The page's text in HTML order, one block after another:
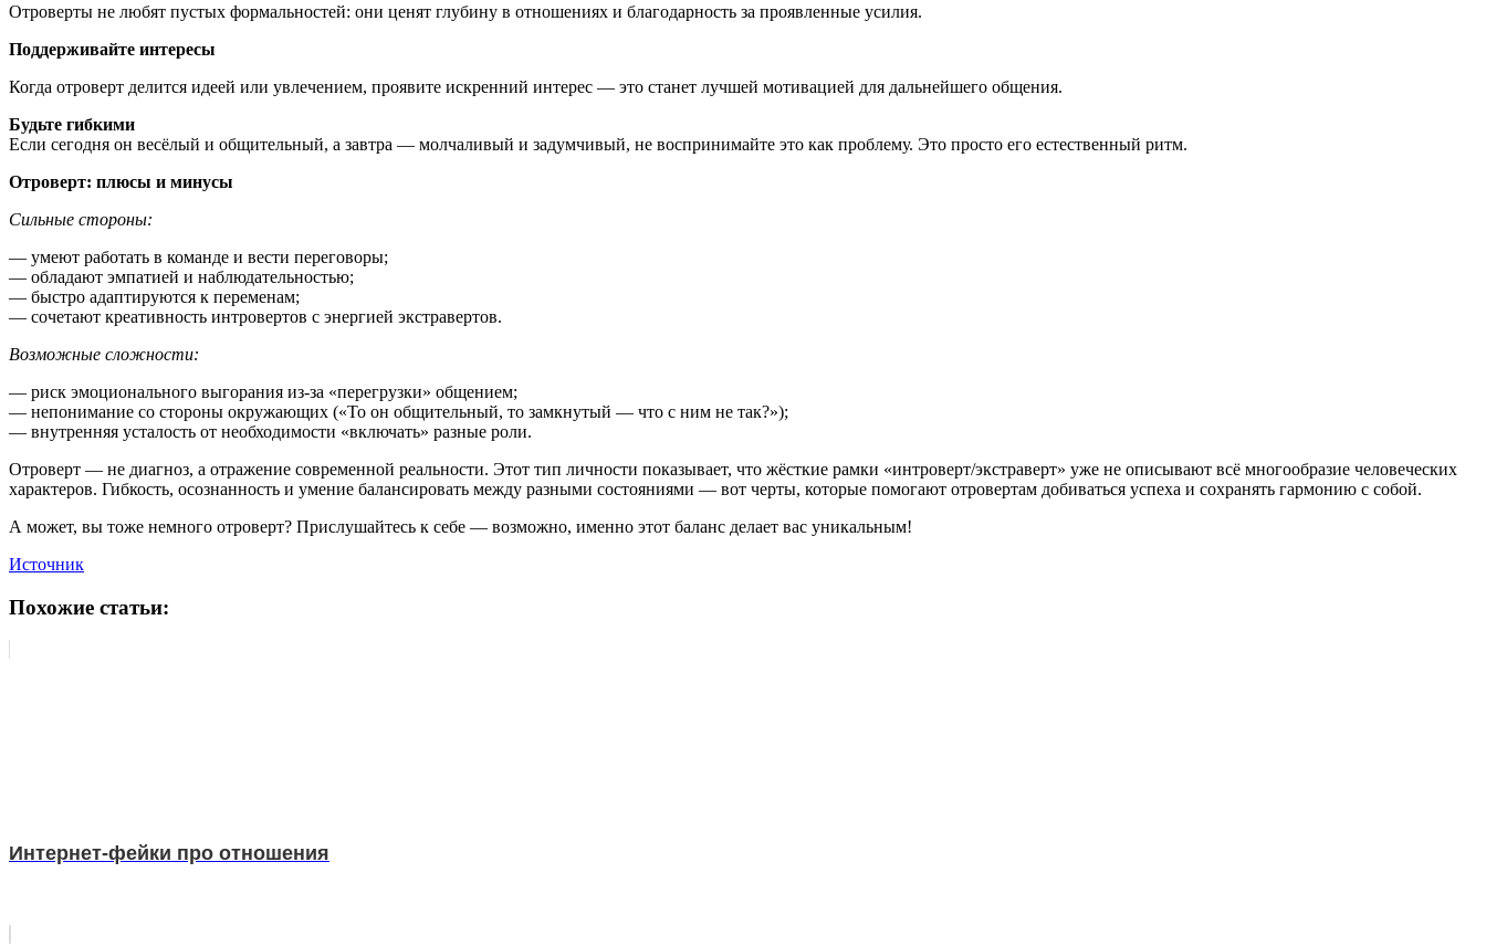
Отроверты не любят пустых формальностей: они ценят глубину в отношениях и благодарность за проявленные усилия.
Поддерживайте интересы
Когда отроверт делится идеей или увлечением, проявите искренний интерес — это станет лучшей мотивацией для дальнейшего общения.
Будьте гибкими
Если сегодня он весёлый и общительный, а завтра — молчаливый и задумчивый, не воспринимайте это как проблему. Это просто его естественный ритм.
Отроверт: плюсы и минусы
Сильные стороны:
— умеют работать в команде и вести переговоры;
— обладают эмпатией и наблюдательностью;
— быстро адаптируются к переменам;
— сочетают креативность интровертов с энергией экстравертов.
Возможные сложности:
— риск эмоционального выгорания из-за «перегрузки» общением;
— непонимание со стороны окружающих («То он общительный, то замкнутый — что с ним не так?»);
— внутренняя усталость от необходимости «включать» разные роли.
Отроверт — не диагноз, а отражение современной реальности. Этот тип личности показывает, что жёсткие рамки «интроверт/экстраверт» уже не описывают всё многообразие человеческих
характеров. Гибкость, осознанность и умение балансировать между разными состояниями — вот черты, которые помогают отровертам добиваться успеха и сохранять гармонию с собой.
А может, вы тоже немного отроверт? Прислушайтесь к себе — возможно, именно этот баланс делает вас уникальным!
Источник
Похожие статьи:
Интернет-фейки про отношения